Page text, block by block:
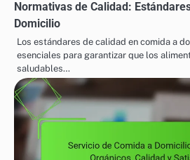
Normativas de Calidad: